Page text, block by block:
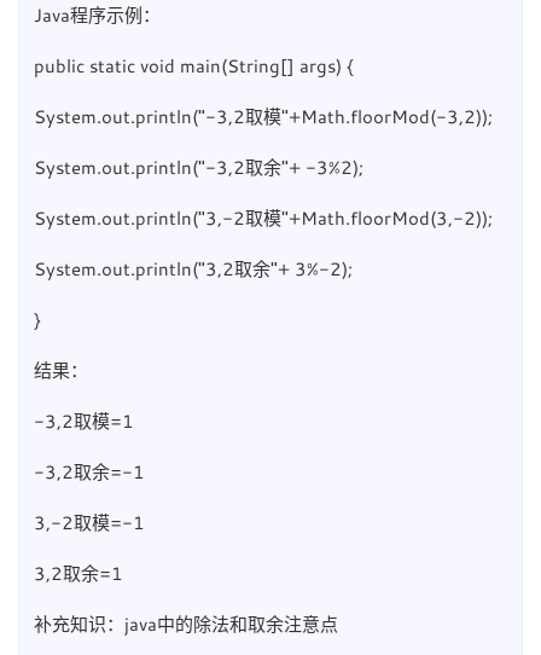
Java程序示例：
public static void main(String[] args) {
System.out.println("-3,2取模"+Math.floorMod(-3,2));
System.out.println("-3,2取余"+ -3%2);
System.out.println("3,-2取模"+Math.floorMod(3,-2));
System.out.println("3,2取余"+ 3%-2);
}
结果：
-3,2取模=1
-3,2取余=-1
3,-2取模=-1
3,2取余=1
补充知识：java中的除法和取余注意点